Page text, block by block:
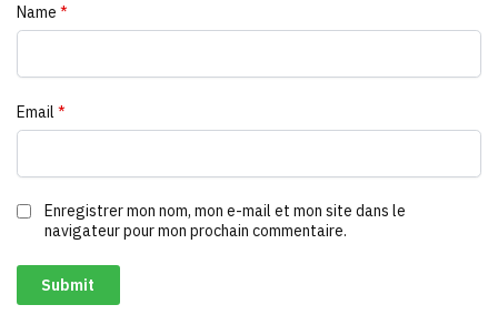
Name *
Email *
Enregistrer mon nom, mon e-mail et mon site dans le
navigateur pour mon prochain commentaire.